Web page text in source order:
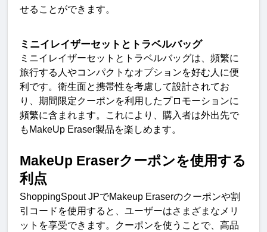
せることができます。
ミニイレイザーセットとトラベルバッグ
ミニイレイザーセットとトラベルバッグは、頻繁に
旅行する人やコンパクトなオプションを好む人に便
利です。衛生面と携帯性を考慮して設計されてお
り、期間限定クーポンを利用したプロモーションに
頻繁に含まれます。これにより、購入者は外出先で
も MakeUp Eraser製品を楽しめます。
MakeUp Eraserクーポンを使用する
利 点
ShoppingSpout JPでMakeup Eraserのクーポンや割
引コードを使用すると、ユーザーはさまざまなメリ
ットを享受できます。クーポンを使うことで、高品